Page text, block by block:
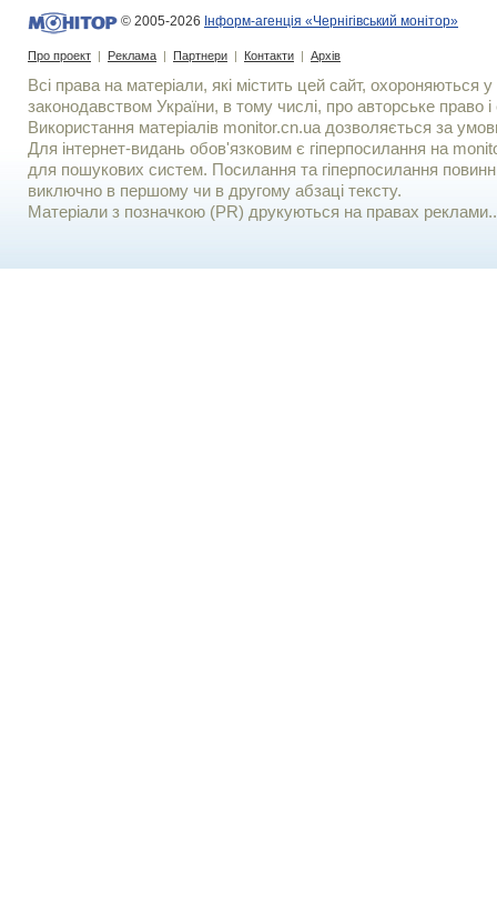
© 2005-2026 Інформ-агенція «Чернігівський монітор»
Про проект | Реклама | Партнери | Контакти | Архів
Всі права на матеріали, які містить цей сайт, охороняються у
законодавством України, в тому числі, про авторське право і
Використання матерiалiв monitor.cn.ua дозволяється за
Для iнтернет-видань обов'язковим є гiперпосилання на
для пошукових систем. Посилання та гіперпосилання
виключно в першому чи в другому абзаці тексту.
Матеріали з позначкою (PR) друкуються на правах реклами..